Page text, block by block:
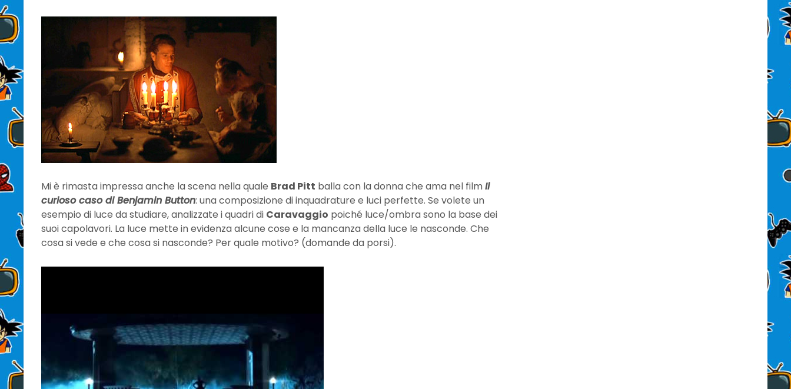
Mi è rimasta impressa anche la scena nella quale Brad Pitt balla con la donna che ama nel filmIl
curioso caso di Benjamin Button: una composizione di inquadrature e luci perfette. Se volete un
esempio di luce da studiare, analizzate i quadri di Caravaggio poiché luce/ombra sono la base dei
suoi capolavori. La luce mette in evidenza alcune cose e la mancanza della luce le nasconde. Che
cosa si vede e che cosa si nasconde? Per quale motivo? (domande da porsi).